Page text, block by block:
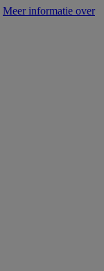
Meer informatie over